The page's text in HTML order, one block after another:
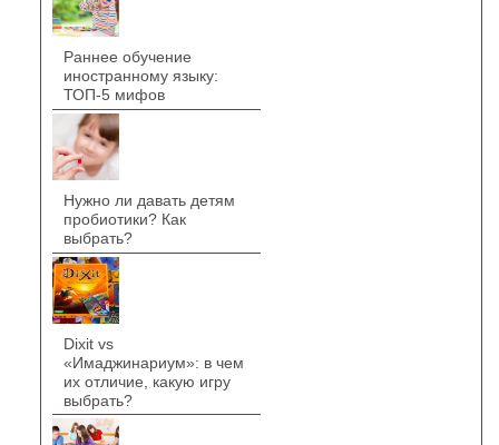
Раннее обучение
иностранному языку:
ТОП-5 мифов
Нужно ли давать детям
пробиотики? Как
выбрать?
Dixit vs
«Имаджинариум»: в чем
их отличие, какую игру
выбрать?